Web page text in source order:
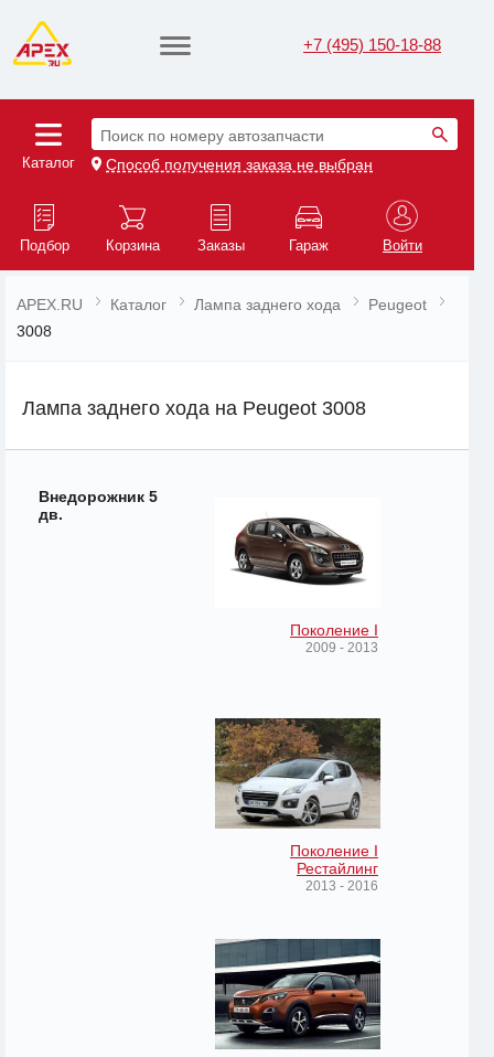
+7 (495) 150-18-88
Каталог
Поиск по номеру автозапчасти
Способ получения заказа не выбран
Подбор Корзина Заказы Гараж Войти
APEX.RU Каталог Лампа заднего хода
Peugeot
3008
Лампа заднего хода на Peugeot 3008
Внедорожник 5
дв.
Поколение I
2009 - 2013
Поколение I
Рестайлинг
2013 - 2016